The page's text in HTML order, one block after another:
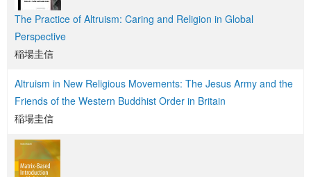
The Practice of Altruism: Caring and Religion in Global
Perspective
稲場圭信
Altruism in New Religious Movements: The Jesus Army and the
Friends of the Western Buddhist Order in Britain
稲場圭信